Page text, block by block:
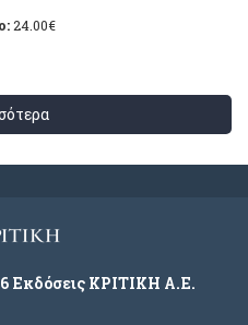
24.00€
Εκδόσεις ΚΡΙΤΙΚΗ Α.Ε.